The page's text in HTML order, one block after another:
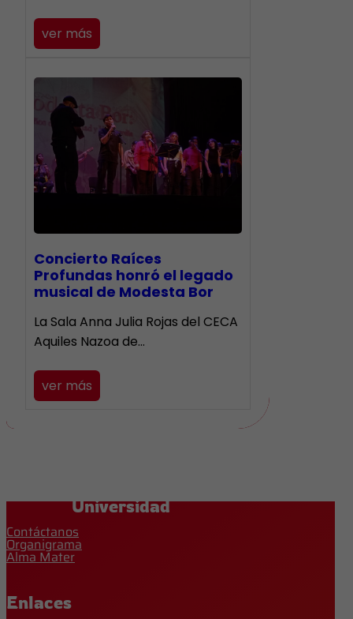
ver más
​Concierto Raíces
Profundas honró el legado
musical de Modesta Bor
La Sala Anna Julia Rojas del CECA
Aquiles Nazoa de…
ver más
Universidad
Contáctanos
Organigrama
Alma Mater
Enlaces